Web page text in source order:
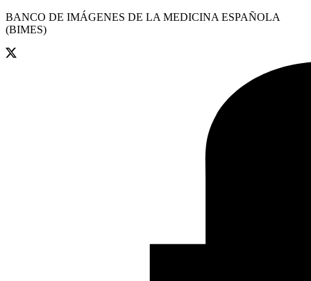
BANCO DE IMÁGENES DE LA MEDICINA ESPAÑOLA
(BIMES)